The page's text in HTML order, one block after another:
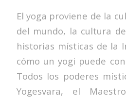
El yoga proviene de la
del mundo, la cultura
historias místicas de la
cómo un yogi puede
Todos los poderes
Yogesvara, el